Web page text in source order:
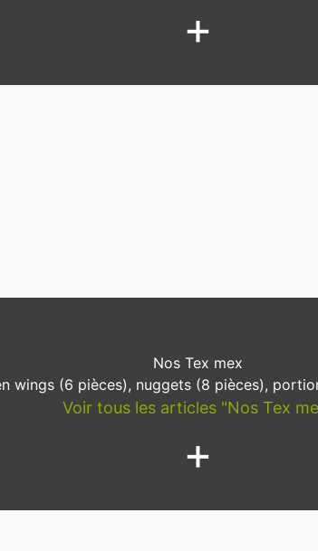
+
Nos Tex mex
wings (6 pièces), nuggets (8 pièces),
Voir tous les articles "Nos Tex
+